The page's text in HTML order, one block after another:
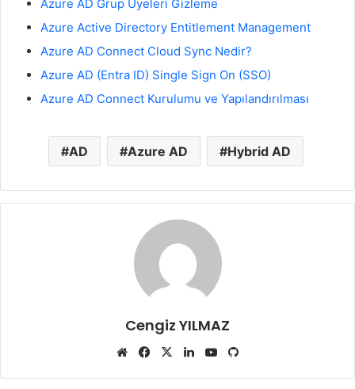
Azure AD Grup Üyeleri Gizleme
Azure Active Directory Entitlement Management
Azure AD Connect Cloud Sync Nedir?
Azure AD (Entra ID) Single Sign On (SSO)
Azure AD Connect Kurulumu ve Yapılandırılması
AD Azure AD Hybrid AD
Cengiz YILMAZ
Web
Facebook
X LinkedInYouTube